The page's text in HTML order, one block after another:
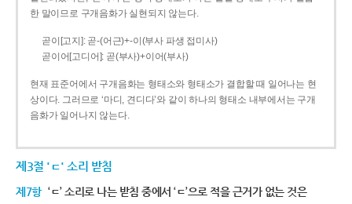
한 말이므로 구개음화가 실현되지 않는다.
곧이[고지]: 곧-­(어근)+­-이(부사 파생 접미사)
곧이어[고디어]: 곧(부사)+이어(부사)
현재 표준어에서 구개음화는 형태소와 형태소가 결합할 때 일어나는 현
상이다. 그러므로 ‘마디, 견디다’와 같이 하나의 형태소 내부에서는 구개
음화가 일어나지 않는다.
제3절 'ㄷ' 소리 받침
제7항 ‘ㄷ’ 소리로 나는 받침 중에서 ‘ㄷ’으로 적을 근거가 없는 것은